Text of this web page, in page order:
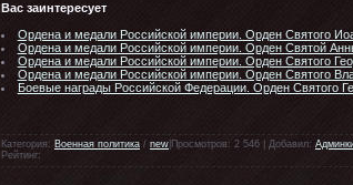
Вас заинтересует
Ордена и медали Российской империи. Орден Святого
Ордена и медали Российской империи. Орден Святой
Ордена и медали Российской империи. Орден Святого
Ордена и медали Российской империи. Орден Святого
Боевые награды Российской Федерации. Орден Святого
Категория: Военная политика / new |Просмотров: 2 546 | Добавил:
Рейтинг: